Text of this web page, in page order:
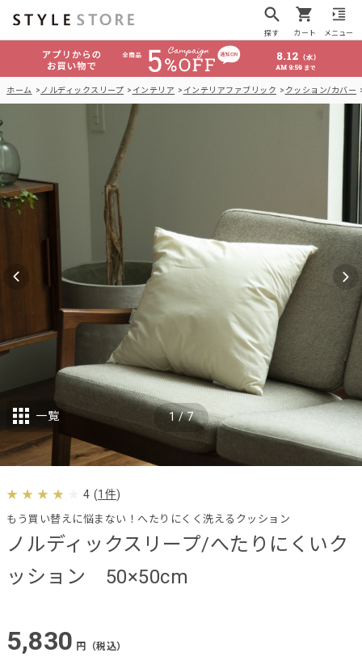
探す カート メニュー
ホーム ノルディックスリープ インテリア インテリアファブリック クッション/カバー
ノルディックスリープ/へたりにくいク
ッション 50×50cm
もう買い替えに悩まない！へたりにくく洗えるクッション
4 (1件)
5,830 円（税込）
1/7
一覧